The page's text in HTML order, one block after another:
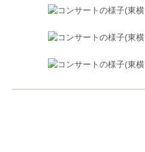
クールin Tokyo 2023第
加。
澄子の各氏に師事。桐
シンフォニーヒルズ少